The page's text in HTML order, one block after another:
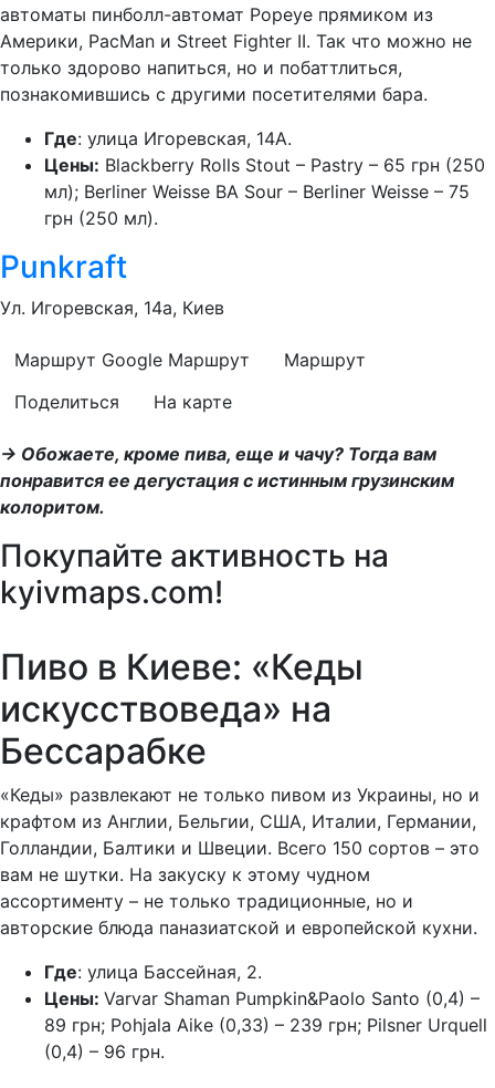
автоматы пинболл-автомат Popeye прямиком из
Америки, PacMan и Street Fighter II. Так что можно не
только здорово напиться, но и побаттлиться,
познакомившись с другими посетителями бара.
Где: улица Игоревская, 14А.
Цены: Blackberry Rolls Stout – Pastry – 65 грн (250
мл); Berliner Weisse BA Sour – Berliner Weisse – 75
грн (250 мл).
Punkraft
Ул. Игоревская, 14а, Киев
Маршрут Google Маршрут
Маршрут
Поделиться
На карте
→ Обожаете, кроме пива, еще и чачу? Тогда вам
понравится ее дегустация с истинным грузинским
колоритом.
Покупайте активность на
kyivmaps.com!
Пиво в Киеве: «Кеды
искусствоведа» на
Бессарабке
«Кеды» развлекают не только пивом из Украины, но и
крафтом из Англии, Бельгии, США, Италии, Германии,
Голландии, Балтики и Швеции. Всего 150 сортов – это
вам не шутки. На закуску к этому чудном
ассортименту – не только традиционные, но и
авторские блюда паназиатской и европейской кухни.
Где: улица Бассейная, 2.
Цены: Varvar Shaman Pumpkin&Paolo Santo (0,4) –
89 грн; Pohjala Aike (0,33) – 239 грн; Pilsner Urquell
(0,4) – 96 грн.